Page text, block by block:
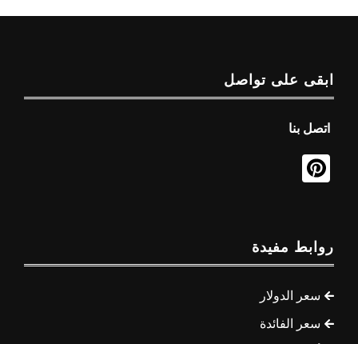
ابقى على تواصل
اتصل بنا
روابط مفيدة
سعر الدولار
سعر الفائدة